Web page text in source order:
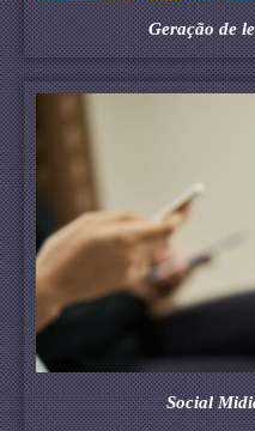
Geração de
Social